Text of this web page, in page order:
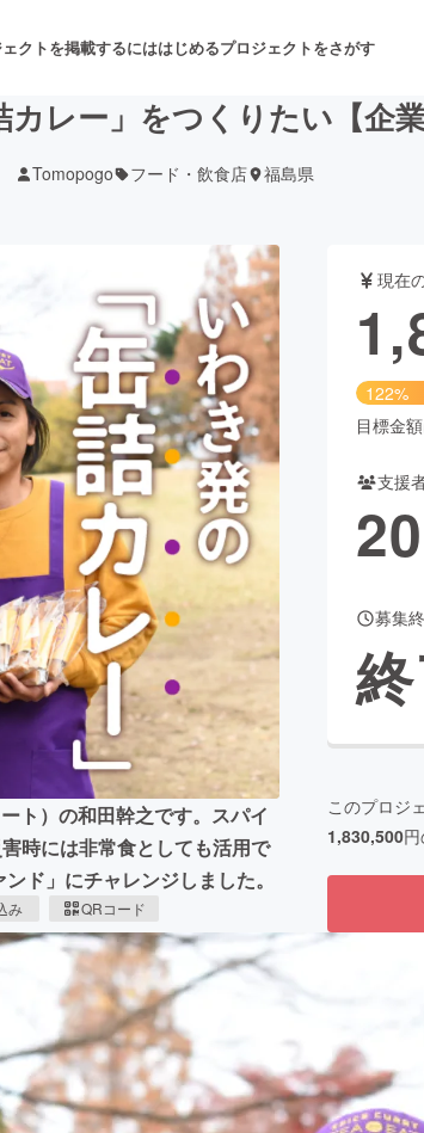
クトを掲載するにははじめるプロジェクトをさがす
舞台・パフォーマンス
ビス開発 フード・飲食店
版 アニメ・漫画
ビューティー・ヘルス
for Social Good
CAMPFIRE Creation
ふるさと納税 machi-yaコミュニティ
レー」をつくりたい【企業
Tomopogo フード・飲食店 福島県
ト）の和田幹之です。スパイ
時には非常食としても活用で
ド」にチャレンジしました。
み QRコード
現在
122%
目標金
支援
募集
このプロジ
1,830,500